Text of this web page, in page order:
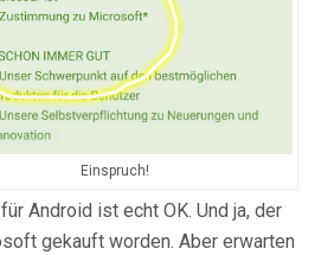
Einspruch!
Android ist echt OK. Und ja, der
gekauft worden. Aber erwarten